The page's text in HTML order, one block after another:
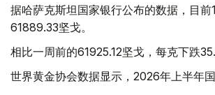
据哈萨克斯坦国家银行公布的数据，目前
61889.33坚戈。
相比一周前的61925.12坚戈，每克下跌
世界黄金协会数据显示，2026年上半年